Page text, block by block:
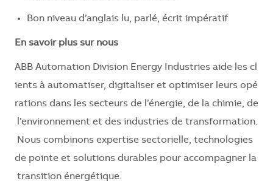
Bon niveau d’anglais lu, parlé, écrit impératif
En savoir plus sur nous
ABB Automation Division Energy Industries aide les cl
ients à automatiser, digitaliser et optimiser leurs opé
rations dans les secteurs de l’énergie, de la chimie, de
l’environnement et des industries de transformation.
Nous combinons expertise sectorielle, technologies
de pointe et solutions durables pour accompagner la
transition énergétique.